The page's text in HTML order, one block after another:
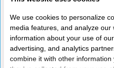
Deltafix Plankdragers
Plastic 10x5mm Bru...
We use cookies to personalize
media features, and analyze
information about your use of
advertising, and analytics
combine it with other